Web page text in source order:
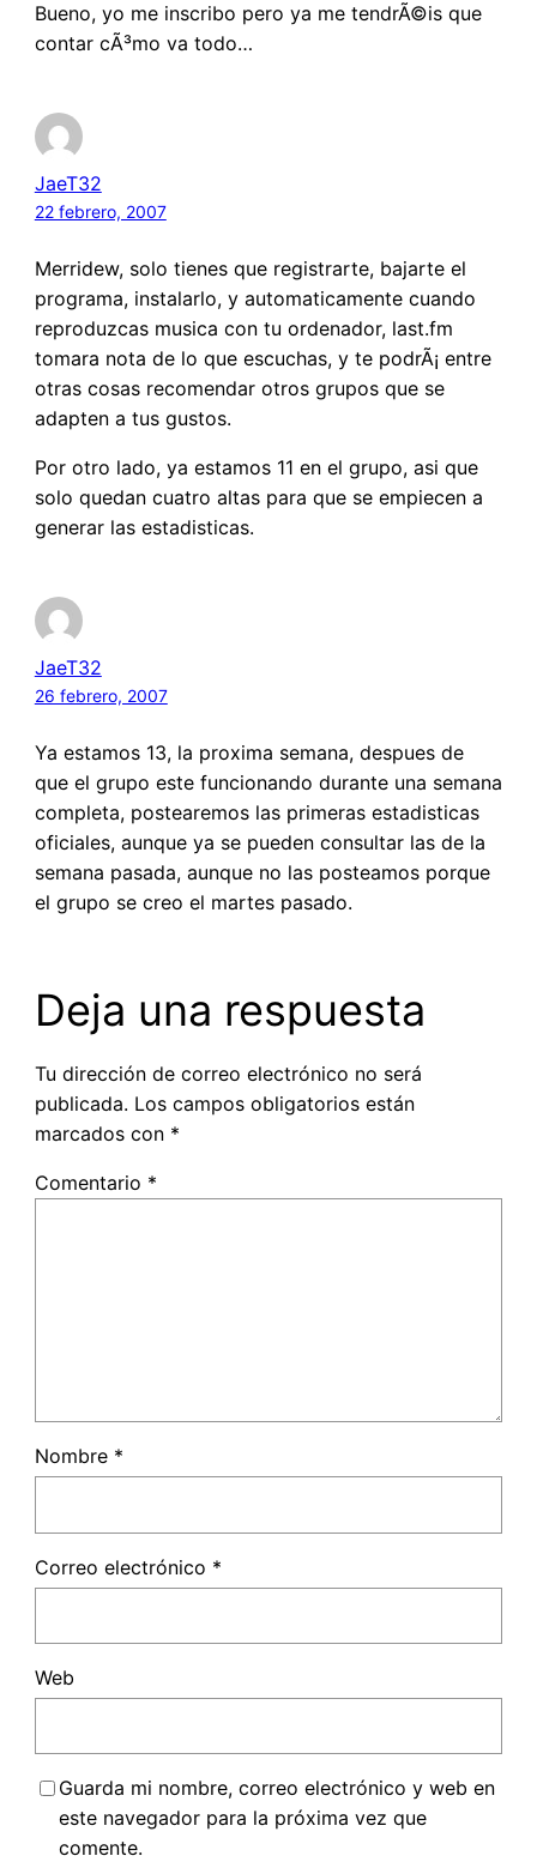
Bueno, yo me inscribo pero ya me tendrÃ©is que
contar cÃ³mo va todo…
JaeT32
22 febrero, 2007
Merridew, solo tienes que registrarte, bajarte el
programa, instalarlo, y automaticamente cuando
reproduzcas musica con tu ordenador, last.fm
tomara nota de lo que escuchas, y te podrÃ¡ entre
otras cosas recomendar otros grupos que se
adapten a tus gustos.
Por otro lado, ya estamos 11 en el grupo, asi que
solo quedan cuatro altas para que se empiecen a
generar las estadisticas.
JaeT32
26 febrero, 2007
Ya estamos 13, la proxima semana, despues de
que el grupo este funcionando durante una semana
completa, postearemos las primeras estadisticas
oficiales, aunque ya se pueden consultar las de la
semana pasada, aunque no las posteamos porque
el grupo se creo el martes pasado.
Deja una respuesta
Tu dirección de correo electrónico no será
publicada. Los campos obligatorios están
marcados con *
Comentario *
Nombre *
Correo electrónico *
Web
Guarda mi nombre, correo electrónico y web en
este navegador para la próxima vez que
comente.